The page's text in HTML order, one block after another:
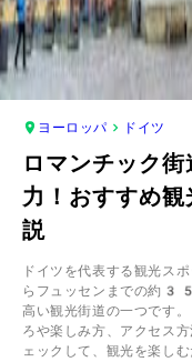
ヨーロッパ ドイツ
ロマンチック
力！おすすめ
説
ドイツを代表する観光ス
らフュッセンまでの約
高い観光街道の一つです
ろや楽しみ方、アクセス
ェックして、観光を楽し